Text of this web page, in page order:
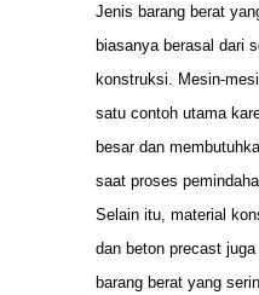
Jenis barang berat
biasanya berasal dari
konstruksi. Mesin-
satu contoh utama
besar dan
saat proses
Selain itu, material
dan beton precast
barang berat yang